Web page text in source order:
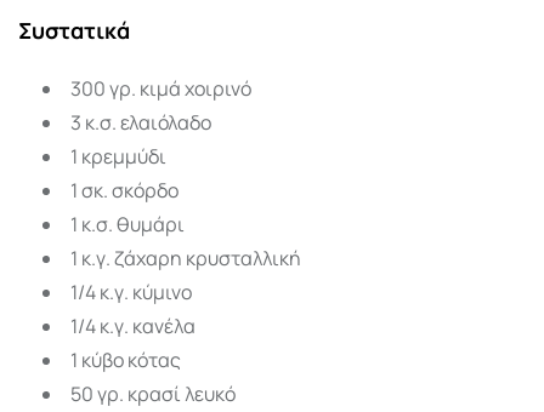
Συστατικά
300 γρ. κιμά χοιρινό
3 κ.σ. ελαιόλαδο
1 κρεμμύδι
1 σκ. σκόρδο
1 κ.σ. θυμάρι
1 κ.γ. ζάχαρη κρυσταλλική
1/4 κ.γ. κύμινο
1/4 κ.γ. κανέλα
1 κύβο κότας
50 γρ. κρασί λευκό